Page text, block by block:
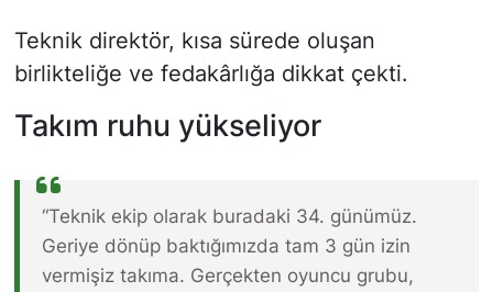
Teknik direktör, kısa sürede oluşan
birlikteliğe ve fedakârlığa dikkat çekti.
Takım ruhu yükseliyor
“Teknik ekip olarak buradaki 34. günümüz.
Geriye dönüp baktığımızda tam 3 gün izin
vermişiz takıma. Gerçekten oyuncu grubu,